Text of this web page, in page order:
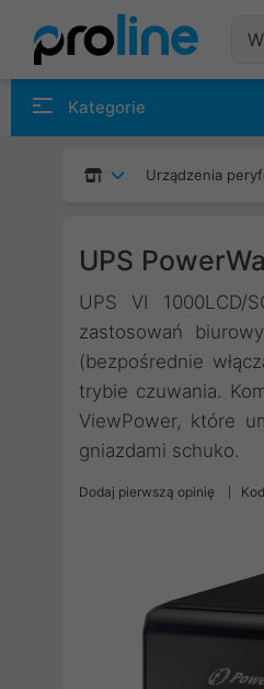
Kategorie
Urządzenia
UPS
UPS VI 1000LCD/
zastosowań
(bezpośrednie
trybie czuwania.
ViewPower, które
gniazdami schuko.
Dodaj pierwszą opinię